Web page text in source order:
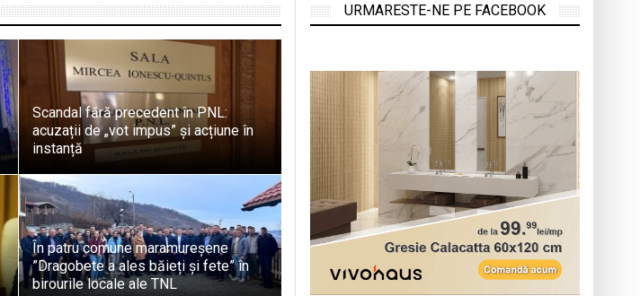
Scandal fără precedent în PNL:
acuzații de „vot impus” și acțiune în
instanță
În patru comune maramureșene
”Dragobete a ales băieți și fete” în
birourile locale ale TNL
URMARESTE-NE PE FACEBOOK